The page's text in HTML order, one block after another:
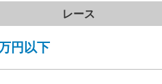
レース
円以下